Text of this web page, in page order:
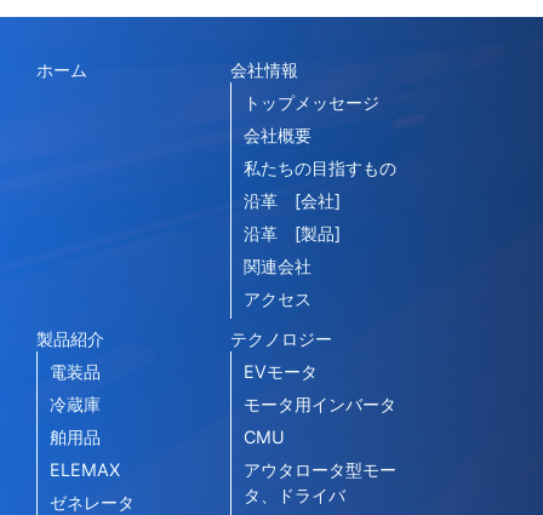
ホーム
会社情報
トップメッセージ
会社概要
私たちの目指すもの
沿革 [会社]
沿革 [製品]
関連会社
アクセス
製品紹介
電装品
冷蔵庫
舶用品
ELEMAX
ゼネレータ
テクノロジー
EVモータ
モータ用インバータ
CMU
アウタロータ型モー
タ、ドライバ